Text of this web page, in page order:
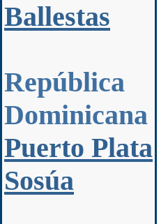
Ballestas
República
Dominicana
Puerto Plata
Sosúa